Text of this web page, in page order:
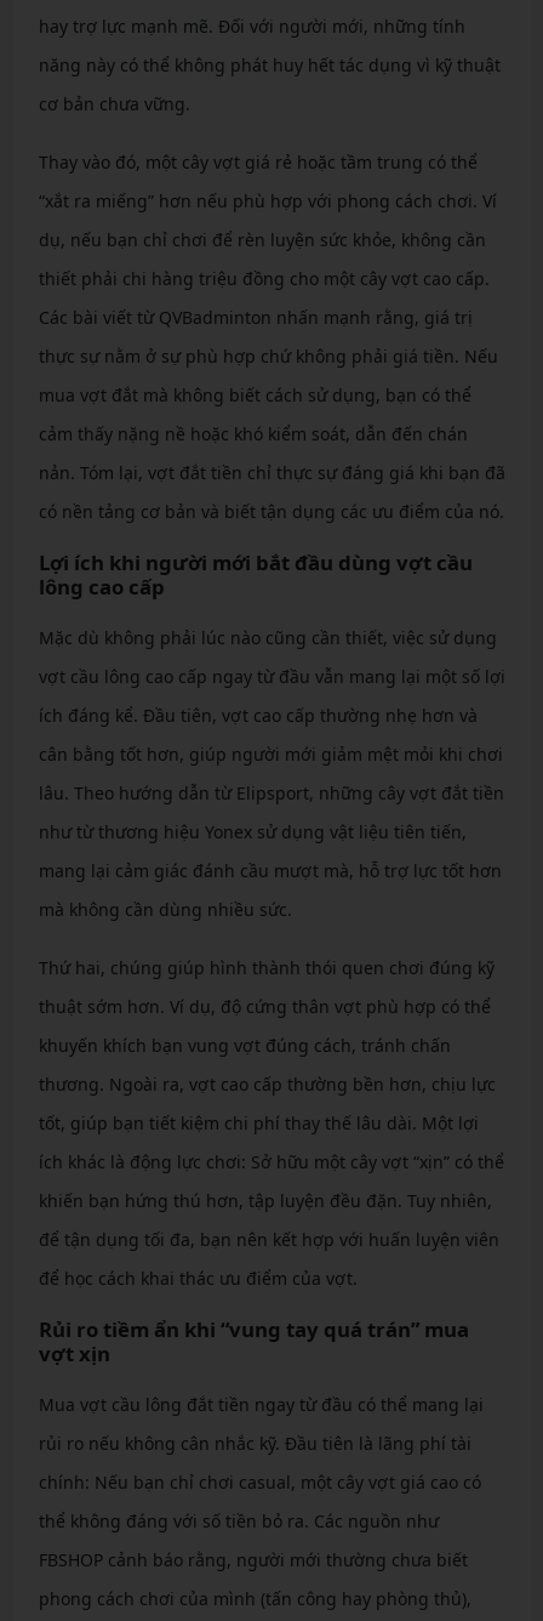
hay trợ lực mạnh mẽ. Đối với người mới, những tính
năng này có thể không phát huy hết tác dụng vì kỹ thuật
cơ bản chưa vững.
Thay vào đó, một cây vợt giá rẻ hoặc tầm trung có thể
“xắt ra miếng” hơn nếu phù hợp với phong cách chơi. Ví
dụ, nếu bạn chỉ chơi để rèn luyện sức khỏe, không cần
thiết phải chi hàng triệu đồng cho một cây vợt cao cấp.
Các bài viết từ QVBadminton nhấn mạnh rằng, giá trị
thực sự nằm ở sự phù hợp chứ không phải giá tiền. Nếu
mua vợt đắt mà không biết cách sử dụng, bạn có thể
cảm thấy nặng nề hoặc khó kiểm soát, dẫn đến chán
nản. Tóm lại, vợt đắt tiền chỉ thực sự đáng giá khi bạn đã
có nền tảng cơ bản và biết tận dụng các ưu điểm của nó.
Lợi ích khi người mới bắt đầu dùng vợt cầu
lông cao cấp
Mặc dù không phải lúc nào cũng cần thiết, việc sử dụng
vợt cầu lông cao cấp ngay từ đầu vẫn mang lại một số lợi
ích đáng kể. Đầu tiên, vợt cao cấp thường nhẹ hơn và
cân bằng tốt hơn, giúp người mới giảm mệt mỏi khi chơi
lâu. Theo hướng dẫn từ Elipsport, những cây vợt đắt tiền
như từ thương hiệu Yonex sử dụng vật liệu tiên tiến,
mang lại cảm giác đánh cầu mượt mà, hỗ trợ lực tốt hơn
mà không cần dùng nhiều sức.
Thứ hai, chúng giúp hình thành thói quen chơi đúng kỹ
thuật sớm hơn. Ví dụ, độ cứng thân vợt phù hợp có thể
khuyến khích bạn vung vợt đúng cách, tránh chấn
thương. Ngoài ra, vợt cao cấp thường bền hơn, chịu lực
tốt, giúp bạn tiết kiệm chi phí thay thế lâu dài. Một lợi
ích khác là động lực chơi: Sở hữu một cây vợt “xịn” có thể
khiến bạn hứng thú hơn, tập luyện đều đặn. Tuy nhiên,
để tận dụng tối đa, bạn nên kết hợp với huấn luyện viên
để học cách khai thác ưu điểm của vợt.
Rủi ro tiềm ẩn khi “vung tay quá trán” mua
vợt xịn
Mua vợt cầu lông đắt tiền ngay từ đầu có thể mang lại
rủi ro nếu không cân nhắc kỹ. Đầu tiên là lãng phí tài
chính: Nếu bạn chỉ chơi casual, một cây vợt giá cao có
thể không đáng với số tiền bỏ ra. Các nguồn như
FBSHOP cảnh báo rằng, người mới thường chưa biết
phong cách chơi của mình (tấn công hay phòng thủ),